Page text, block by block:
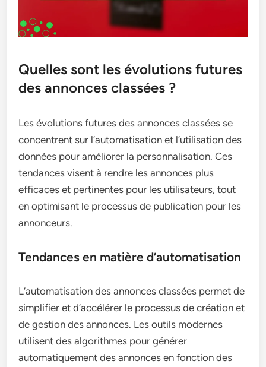
Quelles sont les évolutions futures
des annonces classées ?
Les évolutions futures des annonces classées se
concentrent sur l’automatisation et l’utilisation des
données pour améliorer la personnalisation. Ces
tendances visent à rendre les annonces plus
efficaces et pertinentes pour les utilisateurs, tout
en optimisant le processus de publication pour les
annonceurs.
Tendances en matière d’automatisation
L’automatisation des annonces classées permet de
simplifier et d’accélérer le processus de création et
de gestion des annonces. Les outils modernes
utilisent des algorithmes pour générer
automatiquement des annonces en fonction des